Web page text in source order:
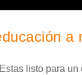
a
listo para